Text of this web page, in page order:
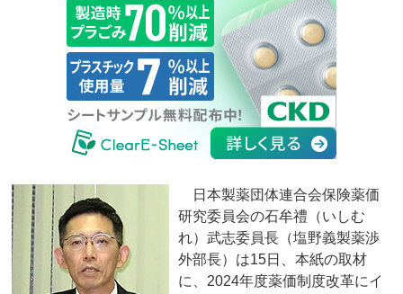
日本製薬団体連合会保険薬価
研究委員会の石牟禮（いしむ
れ）武志委員長（塩野義製薬渉
外部長）は15日、本紙の取材
に、2024年度薬価制度改革にイ